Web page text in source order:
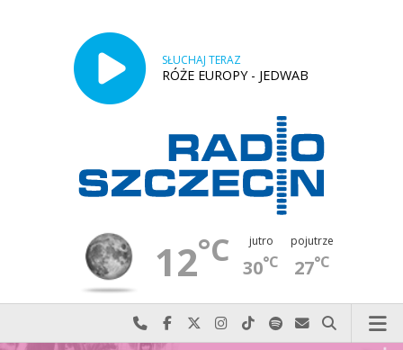
SŁUCHAJ TERAZ
RÓŻE EUROPY - JEDWAB
12°C jutro
30°C
pojutrze
27°C
Najlepiej po prostu do nas zadzwoń
Odwiedź nas na Facebook-u
Odwiedź nas na X
Odwiedź nas na Instagram-ie
Odwiedź nas na TikTok-u
Szukaj nas na Spotify
Wyślij do nas
Szukaj